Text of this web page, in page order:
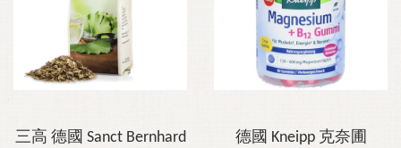
三高 德國 Sanct Bernhard
德國 Kneipp 克奈圃